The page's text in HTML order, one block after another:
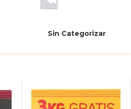
Sin Categorizar